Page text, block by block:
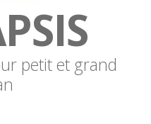
petit et grand